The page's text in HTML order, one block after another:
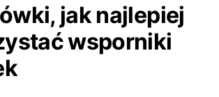
jak najlepiej
wsporniki